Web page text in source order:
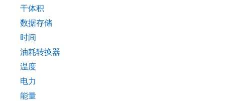
干体积
数据存储
时间
油耗转换器
温度
电力
能量